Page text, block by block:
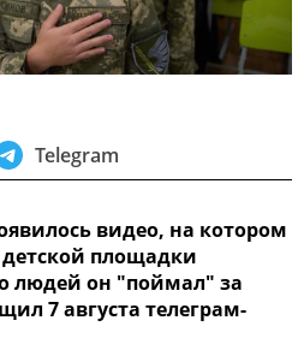
Telegram
видео, на котором
площадки
людей он "поймал" за
7 августа телеграм-